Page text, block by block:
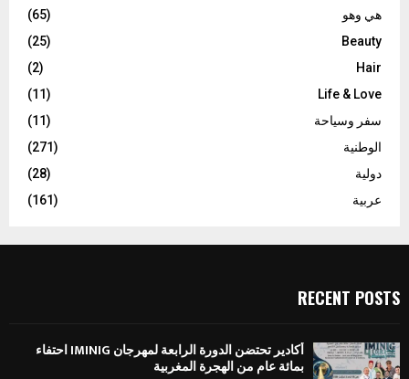
هي وهو
(65)
Beauty
(25)
Hair
(2)
Life & Love
(11)
سفر وسياحة
(11)
الوطنية
(271)
دولية
(28)
عربية
(161)
RECENT POSTS
أكادير تحتضن الدورة الرابعة لمهرجان IMINIG احتفاء
بمائة عام من الهجرة المغربية